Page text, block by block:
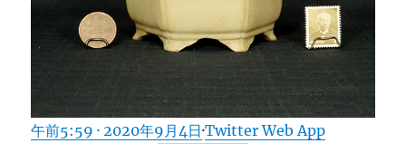
午前5:59 · 2020年9月4日·Twitter Web App